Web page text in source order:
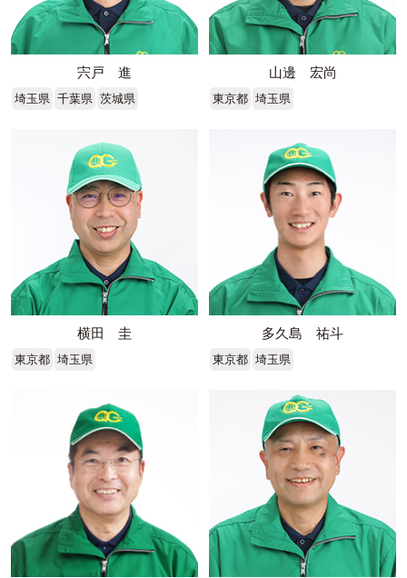
宍戸 進
埼玉県 千葉県 茨城県
山邊 宏尚
東京都 埼玉県
横田 圭
東京都 埼玉県
多久島 祐斗
東京都 埼玉県